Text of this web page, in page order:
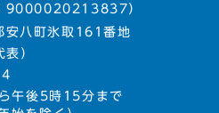
9000020213837）
八町氷取161番地
表）
午後5時15分まで